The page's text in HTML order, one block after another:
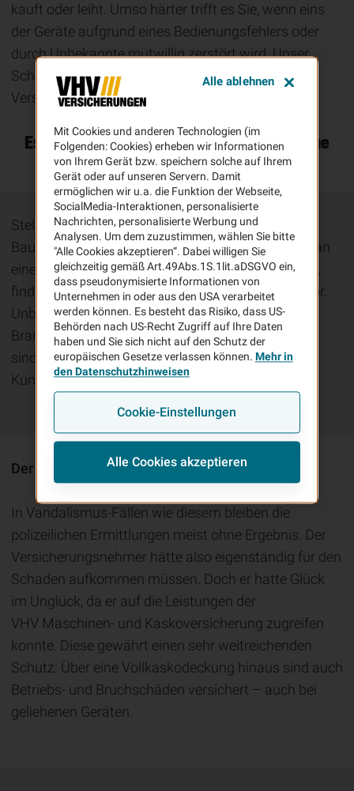
kauft oder leiht. Umso härter trifft es Sie, wenn eins
der Geräte aufgrund eines Bedienungsfehlers oder
durch Unbekannte mutwillig zerstört wird. Unser
Schadenbeispiel zeigt, wie wichtig die richtige
Versicherung ist.
Es brennt: Schäden an einer Baumaschine
Stellen Sie sich vor, Sie mieten für ein
Bauvorhaben einen Radlader. Als Ihre Mitarbeiter an
einem Montagmorgen auf der Baustelle eintreffen,
finden Sie die Baumaschine schwer beschädigt vor.
Unbekannte haben randaliert und den Radlader in
Brand gesteckt. Vandalismus-Beispiele wie dieses
sind ausgedacht? Nein. Genau das ist unseren
Kunden bereits mehrfach passiert.
Der passende Versicherungsschutz der VHV:
In Vandalismus-Fällen wie diesem bleiben die
polizeilichen Ermittlungen meist ohne Ergebnis. Der
Versicherungsnehmer hätte also eigenständig für den
Schaden aufkommen müssen. Doch er hatte Glück
im Unglück, da er auf die Leistungen der
VHV Maschinen- und Kaskoversicherung zugreifen
konnte. Diese gewährt einen sehr weitreichenden
Schutz: Über eine Vollkaskodeckung hinaus sind auch
Betriebs- und Bruchschäden versichert – auch bei
geliehenen Geräten.
Mit Cookies und anderen Technologien (im
Folgenden: Cookies) erheben wir Informationen
von Ihrem Gerät bzw. speichern solche auf Ihrem
Gerät oder auf unseren Servern. Damit
ermöglichen wir u.a. die Funktion der Webseite,
SocialMedia-Interaktionen, personalisierte
Nachrichten, personalisierte Werbung und
Analysen. Um dem zuzustimmen, wählen Sie bitte
"Alle Cookies akzeptieren“. Dabei willigen Sie
gleichzeitig gemäß Art.49Abs.1S.1lit.aDSGVO ein,
dass pseudonymisierte Informationen von
Unternehmen in oder aus den USA verarbeitet
werden können. Es besteht das Risiko, dass US-
Behörden nach US-Recht Zugriff auf Ihre Daten
haben und Sie sich nicht auf den Schutz der
europäischen Gesetze verlassen können. Mehr in
den Datenschutzhinweisen
Cookie-Einstellungen
Alle Cookies akzeptieren
Alle ablehnen